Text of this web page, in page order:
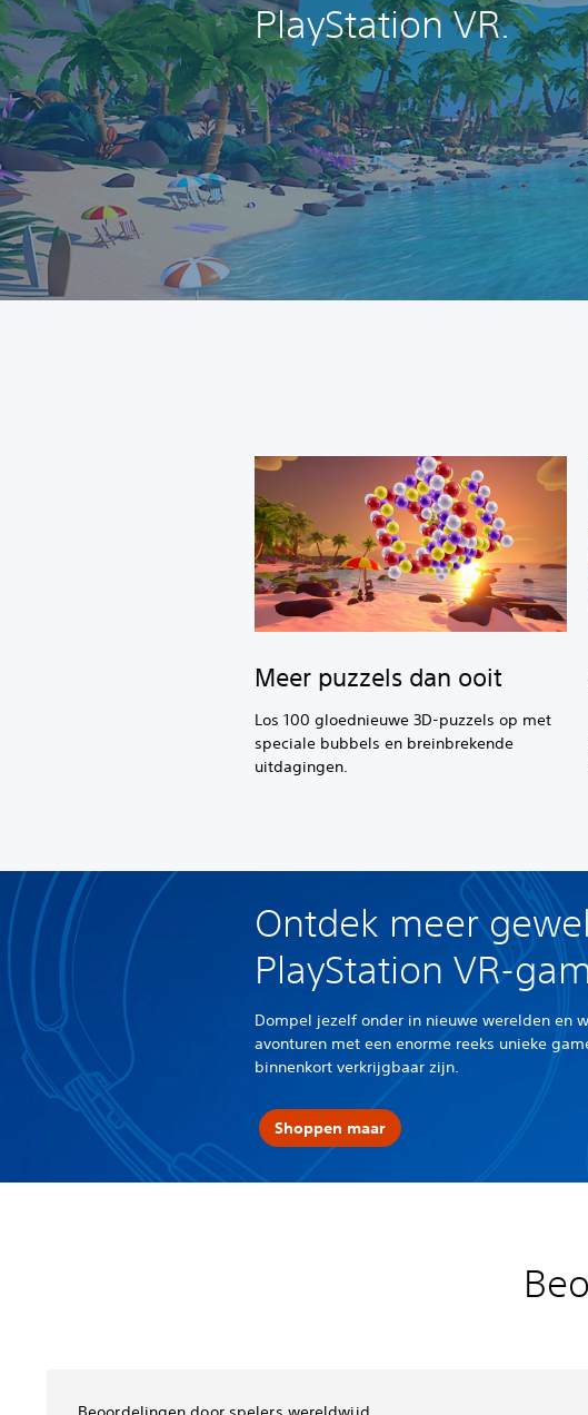
PlayStation VR.
Meer puzzels dan ooit
Los 100 gloednieuwe 3D-puzzels op met
speciale bubbels en breinbrekende
uitdagingen.
Ontdek meer
PlayStation VR-
Dompel jezelf onder in nieuwe werelden en
avonturen met een enorme reeks unieke
binnenkort verkrijgbaar zijn.
Shoppen maar